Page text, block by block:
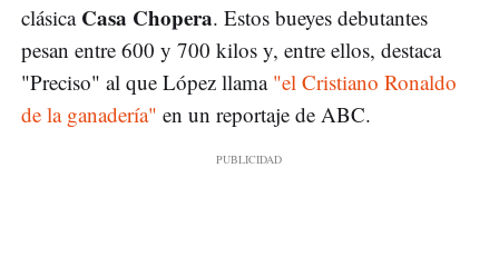
clásica Casa Chopera. Estos bueyes debutantes
pesan entre 600 y 700 kilos y, entre ellos, destaca
"Preciso" al que López llama "el Cristiano Ronaldo
de la ganadería" en un reportaje de ABC.